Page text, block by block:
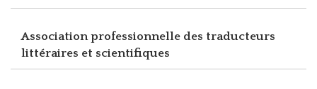
Association professionnelle des traducteurs
littéraires et scientifiques